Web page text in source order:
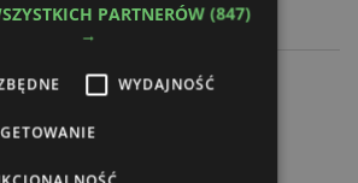
z nadwyżką produkcji zbóż
PARTNERÓW(847)
→
WYDAJNOŚĆ